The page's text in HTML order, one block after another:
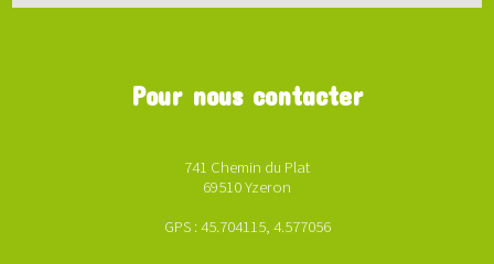
Pour nous contacter
741 Chemin du Plat
69510 Yzeron
GPS : 45.704115, 4.577056